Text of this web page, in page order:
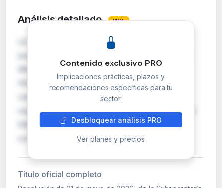
Análisis detallado PRO
La Subsecretaría convoca la provisión de un
puesto de trabajo mediante el sistema de libre
designación, procedimiento por el que la
Administración selecciona directamente al
candidato entre funcionarios que reúnan los
requisitos exigidos. Este sistema, regulado en el
EBEP, permite mayor discrecionalidad que el
Contenido exclusivo PRO
Implicaciones prácticas, plazos y
recomendaciones específicas para tu
sector.
Desbloquear análisis PRO
Ver planes y precios
Título oficial completo